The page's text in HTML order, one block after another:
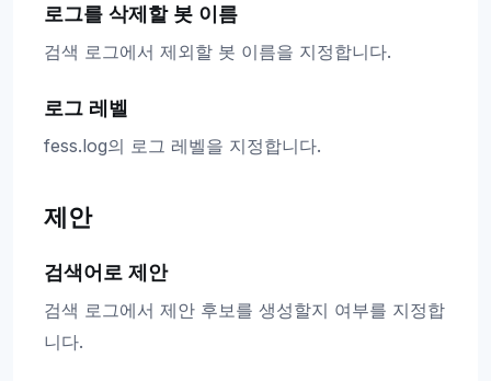
로그를 삭제할 봇 이름
검색 로그에서 제외할 봇 이름을 지정합니다.
로그 레벨
fess.log의 로그 레벨을 지정합니다.
제안
검색어로 제안
검색 로그에서 제안 후보를 생성할지 여부를 지정합
니다.